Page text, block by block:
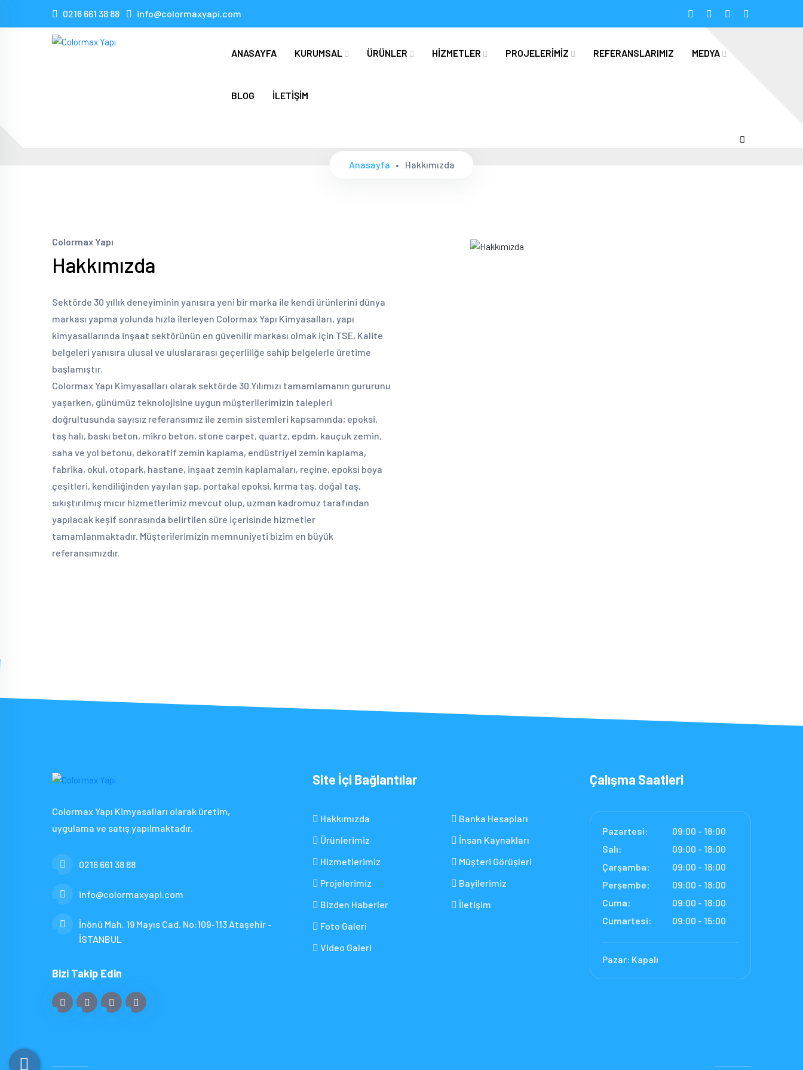
0216 661 38 88 info@colormaxyapi.com
ANASAYFA KURUMSAL ÜRÜNLER HİZMETLER PROJELERİMİZ REFERANSLARIMIZ MEDYA
BLOG İLETİŞİM
Anasayfa Hakkımızda
Colormax Yapı
Hakkımızda
Sektörde 30 yıllık deneyiminin yanısıra yeni bir marka ile kendi ürünlerini dünya
markası yapma yolunda hızla ilerleyen Colormax Yapı Kimyasalları, yapı
kimyasallarında inşaat sektörünün en güvenilir markası olmak için TSE, Kalite
belgeleri yanısıra ulusal ve uluslararası geçerliliğe sahip belgelerle üretime
başlamıştır.
Colormax Yapı Kimyasalları olarak sektörde 30.Yılımızı tamamlamanın gururunu
yaşarken, günümüz teknolojisine uygun müşterilerimizin talepleri
doğrultusunda sayısız referansımız ile zemin sistemleri kapsamında; epoksi,
taş halı, baskı beton, mikro beton, stone carpet, quartz, epdm, kauçuk zemin,
saha ve yol betonu, dekoratif zemin kaplama, endüstriyel zemin kaplama,
fabrika, okul, otopark, hastane, inşaat zemin kaplamaları, reçine, epoksi boya
çeşitleri, kendiliğinden yayılan şap, portakal epoksi, kırma taş, doğal taş,
sıkıştırılmış mıcır hizmetlerimiz mevcut olup, uzman kadromuz tarafından
yapılacak keşif sonrasında belirtilen süre içerisinde hizmetler
tamamlanmaktadır. Müşterilerimizin memnuniyeti bizim en büyük
referansımızdır.
Colormax Yapı Kimyasalları olarak üretim,
uygulama ve satış yapılmaktadır.
0216 661 38 88
info@colormaxyapi.com
İnönü Mah. 19 Mayıs Cad. No:109-113 Ataşehir -
İSTANBUL
Bizi Takip Edin
Site İçi Bağlantılar
Hakkımızda
Ürünlerimiz
Hizmetlerimiz
Projelerimiz
Bizden Haberler
Foto Galeri
Video Galeri
Banka Hesapları
İnsan Kaynakları
Müşteri Görüşleri
Bayilerimiz
İletişim
Çalışma Saatleri
Pazartesi:
09:00 - 18:00
Salı:
09:00 - 18:00
Çarşamba:
09:00 - 18:00
Perşembe:
09:00 - 18:00
Cuma:
09:00 - 18:00
Cumartesi:
09:00 - 15:00
Pazar: Kapalı